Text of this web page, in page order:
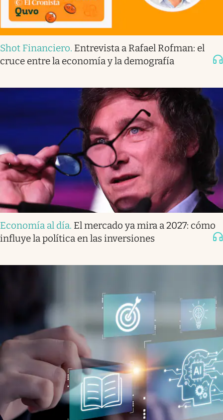
Shot Financiero. Entrevista a Rafael Rofman: el
cruce entre la economía y la demografía
Economía al día. El mercado ya mira a 2027: cómo
influye la política en las inversiones